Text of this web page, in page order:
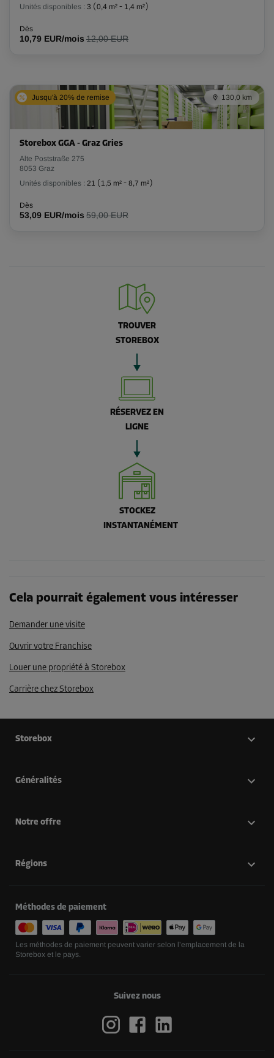
Unités disponibles : 3 (0,4 m² - 1,4 m²)
Dès
10,79 EUR/mois 12,00 EUR
Jusqu'à 20% de remise 130,0 km
Storebox GGA - Graz Gries
Alte Poststraße 275
8053 Graz
Unités disponibles : 21 ( 1,5 m² - 8,7 m²)
Dès
53,09 EUR/mois 59,00 EUR
TROUVER
STOREBOX
RÉSERVEZ EN
LIGNE
STOCKEZ
INSTANTANÉMENT
Cela pourrait également vous intéresser
Demander une visite
Ouvrir votre Franchise
Louer une propriété à Storebox
Carrière chez Storebox
Storebox
Généralités
Notre offre
Régions
Méthodes de paiement
Les méthodes de paiement peuvent varier selon l’emplacement de la
Storebox et le pays.
Suivez nous